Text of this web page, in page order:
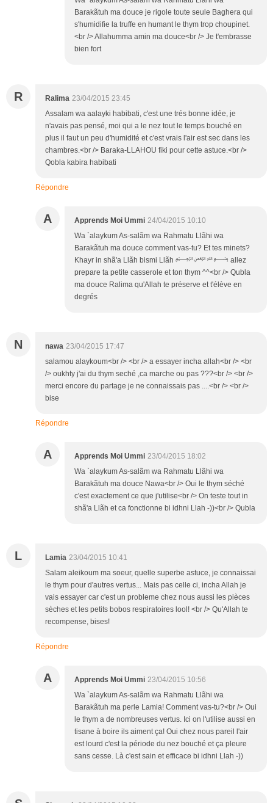
Barakãtuh ma douce je rigole toute seule Baghera qui
s'humidifie la truffe en humant le thym trop choupinet.
<br /> Allahumma amin ma douce<br /> Je t'embrasse
bien fort
R Ralima 23/04/2015 23:45
Assalam wa aalayki habibati, c'est une trés bonne idée, je
n'avais pas pensé, moi qui a le nez tout le temps bouché en
plus il faut un peu d'humidité et c'est vrais l'air est sec dans les
chambres.<br /> Baraka-LLAHOU fiki pour cette astuce.<br />
Qobla kabira habibati
Répondre
A Apprends Moi Ummi 24/04/2015 10:10
Wa `alaykum As-salãm wa Rahmatu Llãhi wa
Barakãtuh ma douce comment vas-tu? Et tes minets?
Khayr in shã'a Llãh bismi Llãh ﷽ allez
prepare ta petite casserole et ton thym ^^<br /> Qubla
ma douce Ralima qu'Allah te préserve et t'élève en
degrés
N nawa 23/04/2015 17:47
salamou alaykoum<br /> <br /> a essayer incha allah<br /> <br
/> oukhty j'ai du thym seché ,ca marche ou pas ???<br /> <br />
merci encore du partage je ne connaissais pas ....<br /> <br />
bise
Répondre
A Apprends Moi Ummi 23/04/2015 18:02
Wa `alaykum As-salãm wa Rahmatu Llãhi wa
Barakãtuh ma douce Nawa<br /> Oui le thym séché
c'est exactement ce que j'utilise<br /> On teste tout in
shã'a Llãh et ca fonctionne bi idhni Llah -))<br /> Qubla
L Lamia 23/04/2015 10:41
Salam aleikoum ma soeur, quelle superbe astuce, je connaissai
le thym pour d'autres vertus... Mais pas celle ci, incha Allah je
vais essayer car c'est un probleme chez nous aussi les pièces
sèches et les petits bobos respiratoires lool! <br /> Qu'Allah te
recompense, bises!
Répondre
A Apprends Moi Ummi 23/04/2015 10:56
Wa `alaykum As-salãm wa Rahmatu Llãhi wa
Barakãtuh ma perle Lamia! Comment vas-tu?<br /> Oui
le thym a de nombreuses vertus. Ici on l'utilise aussi en
tisane à boire ils aiment ça! Oui chez nous pareil l'air
est lourd c'est la période du nez bouché et ça pleure
sans cesse. Là c'est sain et efficace bi idhni Llah -))